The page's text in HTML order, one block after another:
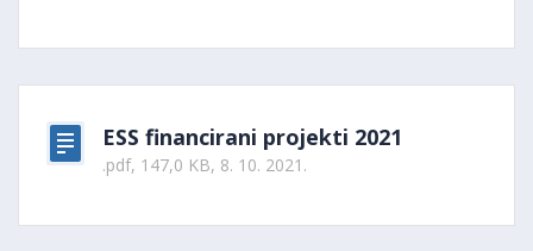
ESS financirani projekti 2021
.pdf, 147,0 KB, 8. 10. 2021.